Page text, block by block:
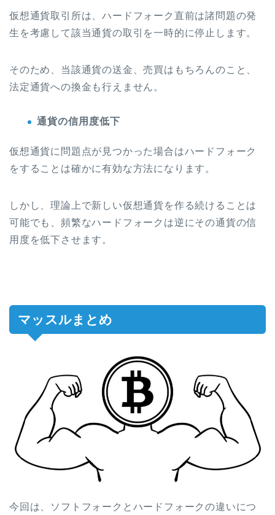
仮想通貨取引所は、ハードフォーク直前は諸問題の発
生を考慮して該当通貨の取引を一時的に停止します。
そのため、当該通貨の送金、売買はもちろんのこと、
法定通貨への換金も行えません。
通貨の信用度低下
仮想通貨に問題点が見つかった場合はハードフォーク
をすることは確かに有効な方法になります。
しかし、理論上で新しい仮想通貨を作る続けることは
可能でも、頻繁なハードフォークは逆にその通貨の信
用度を低下させます。
マッスルまとめ
今回は、
ソフトフォークとハードフォークの違いにつ